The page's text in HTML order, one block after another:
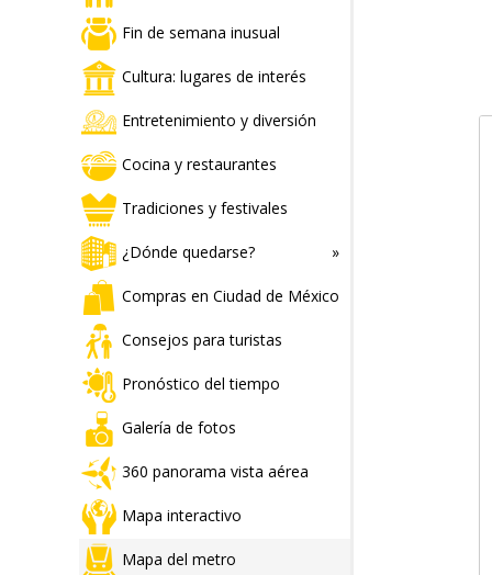
Fin de semana inusual
Cultura: lugares de interés
Entretenimiento y diversión
Cocina y restaurantes
Tradiciones y festivales
¿Dónde quedarse?
Compras en Ciudad de México
Consejos para turistas
Pronóstico del tiempo
Galería de fotos
360 panorama vista aérea
Mapa interactivo
Mapa del metro